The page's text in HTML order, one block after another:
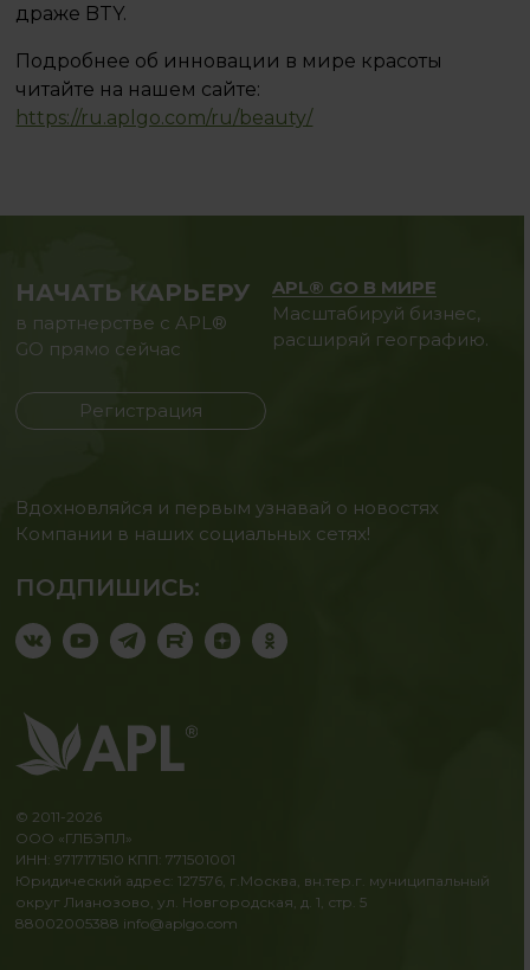
драже BTY.
Подробнее об инновации в мире красоты
читайте на нашем сайте:
https://ru.aplgo.com/ru/beauty/
НАЧАТЬ КАРЬЕРУ
в партнерстве с APL®
GO прямо сейчас
Регистрация
APL® GO В МИРЕ
Масштабируй бизнес,
расширяй географию.
Вдохновляйся и первым узнавай о новостях
Компании в наших социальных сетях!
ПОДПИШИСЬ:
© 2011-2026
ООО «ГЛБЭПЛ»
ИНН: 9717171510 КПП: 771501001
Юридический адрес: 127576, г.Москва, вн.тер.г. муниципальный
округ Лианозово, ул. Новгородская, д. 1, стр. 5
88002005388 info@aplgo.com